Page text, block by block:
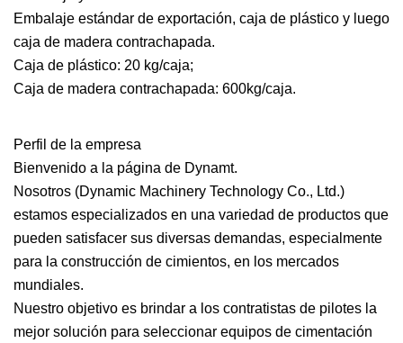
Embalaje estándar de exportación, caja de plástico y luego
caja de madera contrachapada.
Caja de plástico: 20 kg/caja;
Caja de madera contrachapada: 600kg/caja.
Perfil de la empresa
Bienvenido a la página de Dynamt.
Nosotros (Dynamic Machinery Technology Co., Ltd.)
estamos especializados en una variedad de productos que
pueden satisfacer sus diversas demandas, especialmente
para la construcción de cimientos, en los mercados
mundiales.
Nuestro objetivo es brindar a los contratistas de pilotes la
mejor solución para seleccionar equipos de cimentación